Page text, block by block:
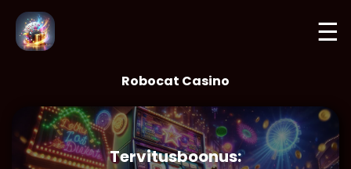
☰
Robocat Casino
Tervitusboonus: